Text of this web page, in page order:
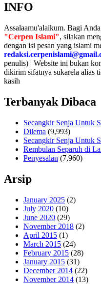
INFO
Assalaamu'alaikum. Bagi
"Cerpen Islami", silakan
dengan isi pesan yang islami
penulis) | Website ini bukan
dikirim sifatnya sukarela alias
kasih
Terbanyak Dibaca
Secangkir Senja Untuk
Dilema (9,993)
Secangkir Senja Untuk
Rembulan Separuh di
Penyesalan (7,960)
Arsip
January 2025 (2)
July 2020 (10)
June 2020 (29)
November 2018 (2)
April 2015 (1)
March 2015 (24)
February 2015 (28)
January 2015 (31)
December 2014 (22)
November 2014 (13)